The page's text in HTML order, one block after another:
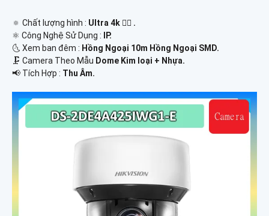
🔅 Chất lượng hình : Ultra 4k 👍🏾 .
⚛️ Công Nghệ Sử Dụng :
IP.
🌜 Xem ban đêm : Hồng Ngoại 10m Hồng Ngoại SMD.
🗜️ Camera Theo Mẫu Dome Kim loại + Nhựa.
️📢 Tích Hợp : Thu Âm.